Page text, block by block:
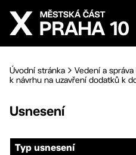
Přejít na hlavní obsah
Úvodní stránka Vedení a správa
k návrhu na uzavření dodatků k
Usnesení
Typ usnesení